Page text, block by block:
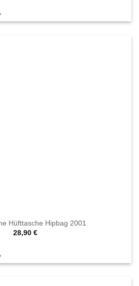
Hüfttasche Hipbag 2001
28,90 €